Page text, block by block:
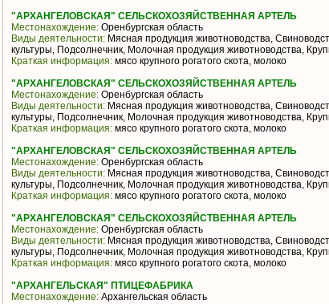
"АРХАНГЕЛОВСКАЯ" СЕЛЬСКОХОЗЯЙСТВЕННАЯ АРТЕЛЬ
Местонахождение: Оренбургская область
Виды деятельности: Мясная продукция животноводства,
культуры, Подсолнечник, Молочная продукция животноводства,
Краткая информация: мясо крупного рогатого скота, молоко
"АРХАНГЕЛОВСКАЯ" СЕЛЬСКОХОЗЯЙСТВЕННАЯ АРТЕЛЬ
Местонахождение: Оренбургская область
Виды деятельности: Мясная продукция животноводства,
культуры, Подсолнечник, Молочная продукция животноводства,
Краткая информация: мясо крупного рогатого скота, молоко
"АРХАНГЕЛОВСКАЯ" СЕЛЬСКОХОЗЯЙСТВЕННАЯ АРТЕЛЬ
Местонахождение: Оренбургская область
Виды деятельности: Мясная продукция животноводства,
культуры, Подсолнечник, Молочная продукция животноводства,
Краткая информация: мясо крупного рогатого скота, молоко
"АРХАНГЕЛОВСКАЯ" СЕЛЬСКОХОЗЯЙСТВЕННАЯ АРТЕЛЬ
Местонахождение: Оренбургская область
Виды деятельности: Мясная продукция животноводства,
культуры, Подсолнечник, Молочная продукция животноводства,
Краткая информация: мясо крупного рогатого скота, молоко
"АРХАНГЕЛЬСКАЯ" ПТИЦЕФАБРИКА
Местонахождение: Архангельская область